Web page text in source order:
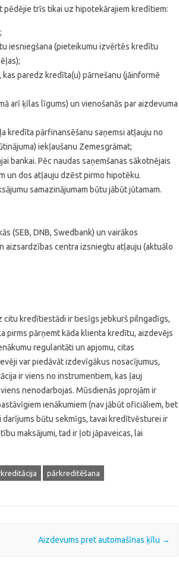
pēdējie trīs tikai uz hipotekārajiem kredītiem:
iesniegšana (pieteikumu izvērtēs kredītu
paredz kredīta(u) pārnešanu (jāinformē
arī ķīlas līgums) un vienošanās par aizdevuma
kredīta pārfinansēšanu saņemsi atļauju no
iekļaušanu Zemesgrāmat;
bankai. Pēc naudas saņemšanas sākotnējais
un dos atļauju dzēst pirmo hipotēku.
samazinājumam būtu jābūt jūtamam.
(SEB, DNB, Swedbank) un vairākos
aizsardzības centra izsniegtu atļauju (aktuālo
kredītiestādi ir tiesīgs jebkurš pilngadīgs,
pirms pārņemt kāda klienta kredītu, aizdevējs
regularitāti un apjomu, citas
var piedāvāt izdevīgākus nosacījumus,
ir viens no instrumentiem, kas ļauj
nenodarbojas. Mūsdienās joprojām ir
ienākumiem (nav jābūt oficiāliem, bet
darījums būtu sekmīgs, tavai kredītvēsturei ir
maksājumi, tad ir ļoti jāpaveicas, lai
pārkreditēšana
Aizdevums pret automašīnas ķīlu →